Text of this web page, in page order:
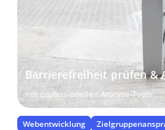
Barrierefreiheit prüfen &
mit professionellen Analyse-Tools
Webentwicklung